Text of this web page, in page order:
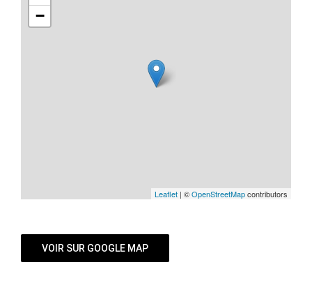
−
Leaflet | ©OpenStreetMapcontributors
VOIR SUR GOOGLE MAP